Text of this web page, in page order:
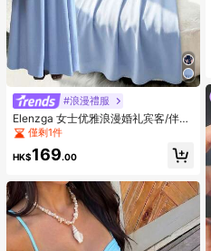
#浪漫禮服
Elenzga 女士优雅浪漫婚礼宾客/伴娘
雪纺吊带束腰飘逸连衣裙
僅剩1件
HK$169.00